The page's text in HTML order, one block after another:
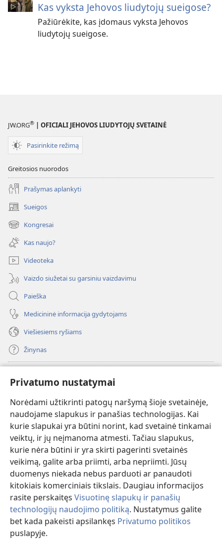
Privatumo nustatymai
Norėdami užtikrinti patogų naršymą šioje svetainėje,
naudojame slapukus ir panašias technologijas. Kai
kurie slapukai yra būtini norint, kad svetainė tinkamai
veiktų, ir jų neįmanoma atmesti. Tačiau slapukus,
kurie nėra būtini ir yra skirti pagerinti svetainės
veikimą, galite arba priimti, arba nepriimti. Jūsų
duomenys niekada nebus parduoti ar panaudoti
kitokiais komerciniais tikslais. Daugiau informacijos
rasite perskaitęs Visuotinę slapukų ir panašių
technologijų naudojimo politiką. Nustatymus galite
bet kada pakeisti apsilankęs Privatumo politikos
puslapyje.
Kas vyksta Jehovos liudytojų sueigose?
Pažiūrėkite, kas įdomaus vyksta Jehovos
liudytojų sueigose.
JW.ORG® | OFICIALI JEHOVOS LIUDYTOJŲ SVETAINĖ
Pasirinkite režimą
Greitosios nuorodos
Prašymas aplankyti
Sueigos
(atsiveria
naujas
langas)
Kongresai
(atsiveria
naujas
langas)
Kas naujo?
Videoteka
Vaizdo siužetai su garsiniu vaizdavimu
Paieška
Medicininė informacija gydytojams
Viešiesiems ryšiams
Žinynas
(atsiveria
naujas
langas)Sargybos bokšto INTERNETINĖ BIBLIOTEKA
(atsiveria
naujas
langas)JW Hub ®
(atsiveria
naujas
langas)JW Library
Watchtower Library
Copyright© 2026 Watch Tower Bible and Tract Society of Pennsylvania.
NAUDOJIMOSI SVETAINE SĄLYGOS